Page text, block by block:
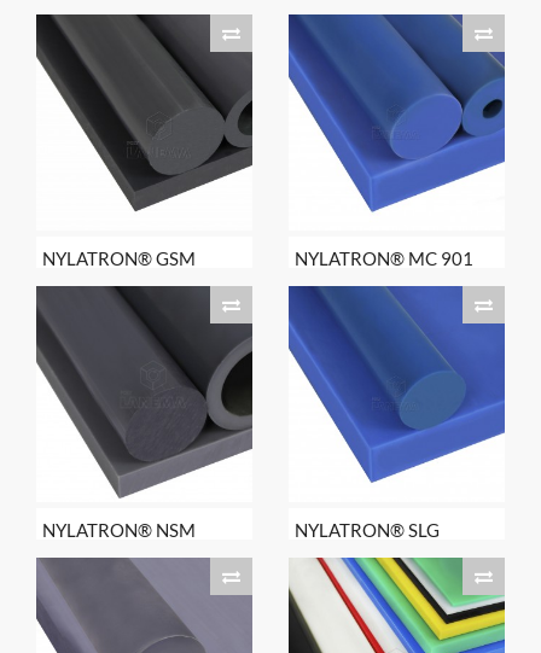
NYLATRON® GSM NYLATRON® MC 901
NYLATRON® NSM NYLATRON® SLG